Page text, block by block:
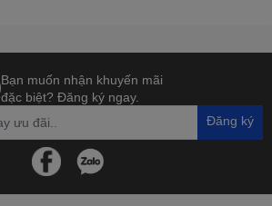
Bạn muốn nhận khuyến mãi
đặc biệt? Đăng ký ngay.
Đăng ký